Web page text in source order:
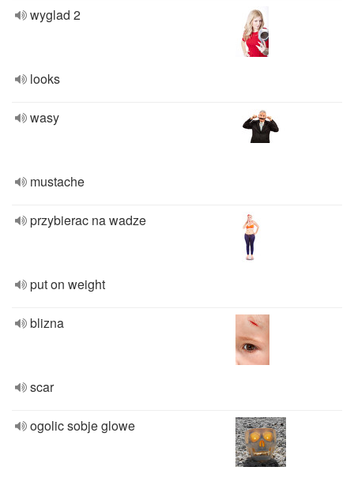
wyglad 2
looks
wasy
mustache
przybierac na wadze
put on weight
blizna
scar
ogolic sobje glowe